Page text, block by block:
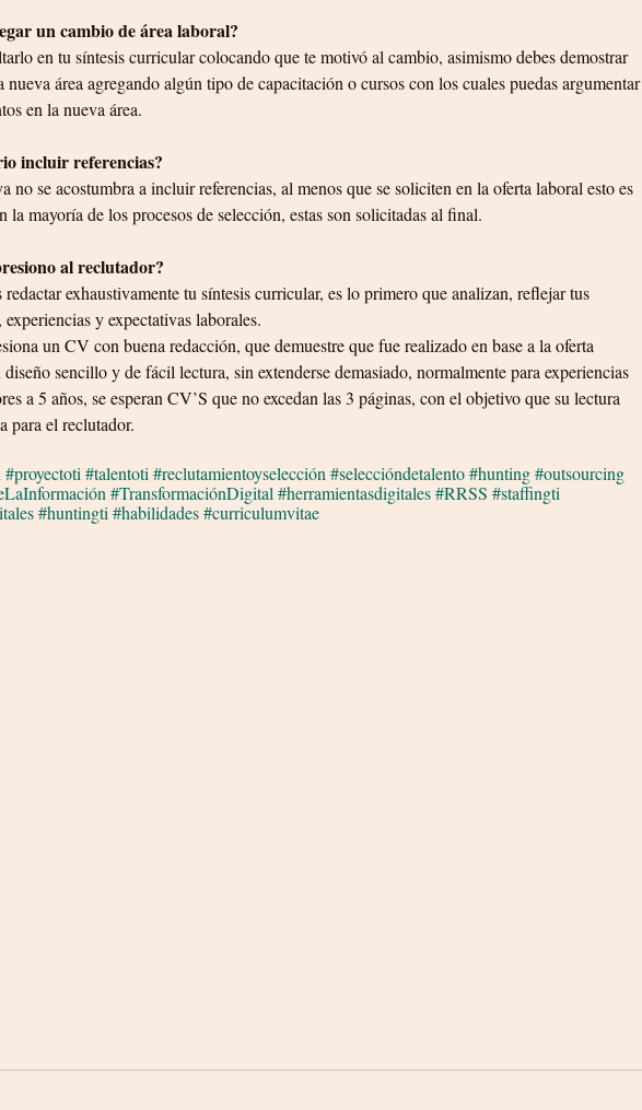
un cambio de área laboral?
en tu síntesis curricular colocando que te motivó al cambio, asimismo debes demostrar
nueva área agregando algún tipo de capacitación o cursos con los cuales puedas argumentar
en la nueva área.
incluir referencias?
no se acostumbra a incluir referencias, al menos que se soliciten en la oferta laboral esto es
la mayoría de los procesos de selección, estas son solicitadas al final.
al reclutador?
redactar exhaustivamente tu síntesis curricular, es lo primero que analizan, reflejar tus
y expectativas laborales.
un CV con buena redacción, que demuestre que fue realizado en base a la oferta
sencillo y de fácil lectura, sin extenderse demasiado, normalmente para experiencias
a 5 años, se esperan CV’S que no excedan las 3 páginas, con el objetivo que su lectura
para el reclutador.
#proyectoti #talentoti #reclutamientoyselección #seleccióndetalento#hunting#outsourcing
#TransformaciónDigital #herramientasdigitales#RRSS #staffingti
#huntingti #habilidades#curriculumvitae